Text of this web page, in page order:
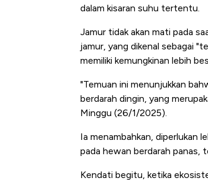
dalam kisaran suhu tertentu.
Jamur tidak akan mati pada
jamur, yang dikenal sebagai
memiliki kemungkinan lebih
"Temuan ini menunjukkan
berdarah dingin, yang
Minggu (26/1/2025).
Ia menambahkan, diperlukan
pada hewan berdarah panas,
Kendati begitu, ketika